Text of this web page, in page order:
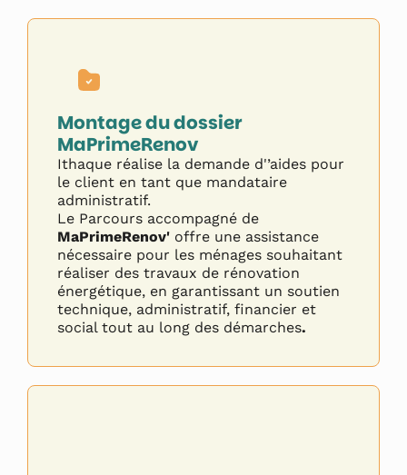
Montage du dossier
MaPrimeRenov
Ithaque réalise la demande d'’aides pour
le client en tant que mandataire
administratif.
Le Parcours accompagné de
MaPrimeRenov' offre une assistance
nécessaire pour les ménages souhaitant
réaliser des travaux de rénovation
énergétique, en garantissant un soutien
technique, administratif, financier et
social tout au long des démarches.